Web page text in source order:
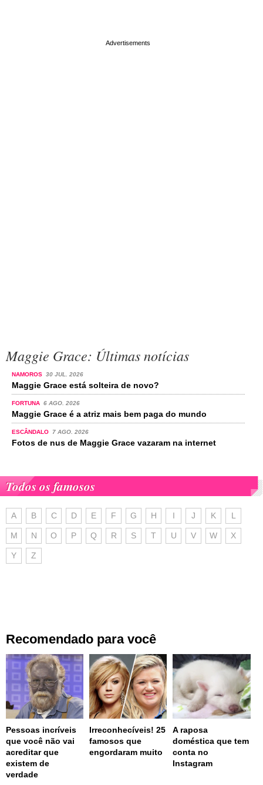
Maggie Grace: Últimas notícias
NAMOROS 30 JUL. 2026
Maggie Grace está solteira de novo?
FORTUNA 6 AGO. 2026
Maggie Grace é a atriz mais bem paga do mundo
ESCÂNDALO 7 AGO. 2026
Fotos de nus de Maggie Grace vazaram na internet
Todos os famosos
A B C D E F G H I J K L
M N O P Q R S T U V W X
Y Z
Recomendado para você
Pessoas incríveis
que você não vai
acreditar que
existem de
verdade
Irreconhecíveis! 25
famosos que
engordaram muito
A raposa
doméstica que tem
conta no
Instagram